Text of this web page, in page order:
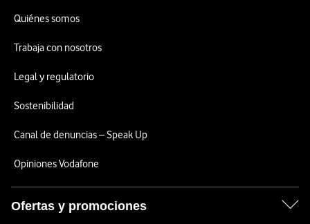
Quiénes somos
Trabaja con nosotros
Legal y regulatorio
Sostenibilidad
Canal de denuncias – Speak Up
Opiniones Vodafone
Ofertas y promociones